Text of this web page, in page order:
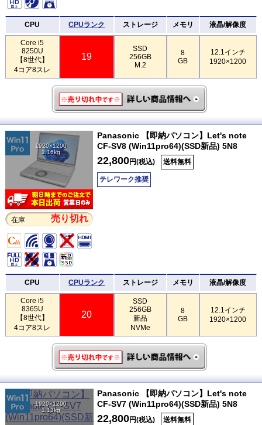
CPU CPUランク ストレージ メモリ 液晶/解像度
Core i5
8250U
【8世代】
4コア8スレ
19
SSD
256GB
M.2
8
GB
12.1インチ
1920×1200
1920×1200
1.16kg
在庫 売り切れ
Panasonic 【即納パソコン】Let's note
CF-SV8 (Win11pro64)(SSD新品) 5N8
22,800円(税込) 送料無料
テレワーク推奨
CPU CPUランク ストレージ メモリ 液晶/解像度
Core i5
8365U
【8世代】
4コア8スレ
20
SSD
256GB
新品
NVMe
8
GB
12.1インチ
1920×1200
1920×1200
1.13kg
Panasonic 【即納パソコン】Let's note
CF-SV7 (Win11pro64)(SSD新品) 5N8
22,800円(税込) 送料無料